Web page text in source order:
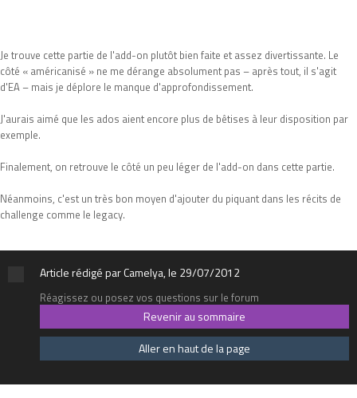
Je trouve cette partie de l'add-on plutôt bien faite et assez divertissante. Le
côté « américanisé » ne me dérange absolument pas – après tout, il s'agit
d'EA – mais je déplore le manque d'approfondissement.
J'aurais aimé que les ados aient encore plus de bêtises à leur disposition par
exemple.
Finalement, on retrouve le côté un peu léger de l'add-on dans cette partie.
Néanmoins, c'est un très bon moyen d'ajouter du piquant dans les récits de
challenge comme le legacy.
Article rédigé par Camelya, le 29/07/2012
Réagissez ou posez vos questions sur le forum
Revenir au sommaire
Aller en haut de la page